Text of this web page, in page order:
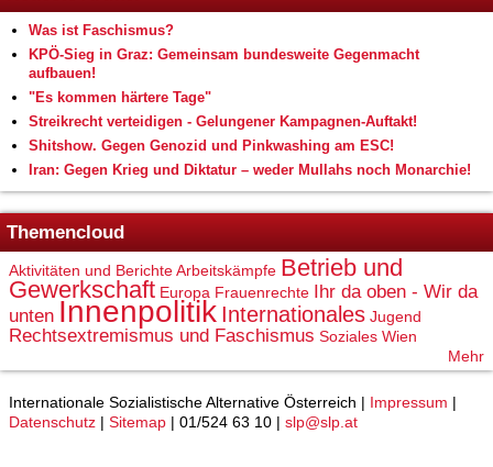
Was ist Faschismus?
KPÖ-Sieg in Graz: Gemeinsam bundesweite Gegenmacht
aufbauen!
"Es kommen härtere Tage"
Streikrecht verteidigen - Gelungener Kampagnen-Auftakt!
Shitshow. Gegen Genozid und Pinkwashing am ESC!
Iran: Gegen Krieg und Diktatur – weder Mullahs noch Monarchie!
Themencloud
Aktivitäten und BerichteArbeitskämpfe Betrieb und
Gewerkschaft Europa Frauenrechte Ihr da oben - Wir da
unten Innenpolitik Internationales Jugend
Rechtsextremismus und Faschismus Soziales Wien
Mehr
Internationale Sozialistische Alternative Österreich | Impressum |
Datenschutz | Sitemap | 01/524 63 10 | slp@slp.at